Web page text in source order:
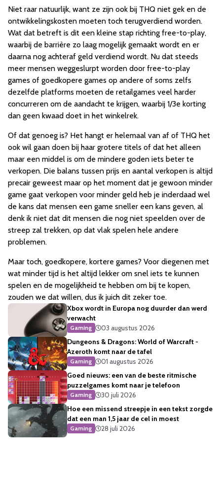
Niet raar natuurlijk, want ze zijn ook bij THQ niet gek en de
ontwikkelingskosten moeten toch terugverdiend worden.
Wat dat betreft is dit een kleine stap richting free-to-play,
waarbij de barrière zo laag mogelijk gemaakt wordt en er
daarna nog achteraf geld verdiend wordt. Nu dat steeds
meer mensen weggeslurpt worden door free-to-play
games of goedkopere games op andere of soms zelfs
dezelfde platforms moeten de retailgames veel harder
concurreren om de aandacht te krijgen, waarbij 1/3e korting
dan geen kwaad doet in het winkelrek.
Of dat genoeg is? Het hangt er helemaal van af of THQ het
ook wil gaan doen bij haar grotere titels of dat het alleen
maar een middel is om de mindere goden iets beter te
verkopen. Die balans tussen prijs en aantal verkopen is altijd
precair geweest maar op het moment dat je gewoon minder
game gaat verkopen voor minder geld heb je inderdaad wel
de kans dat mensen een game sneller een kans geven, al
denk ik niet dat dit mensen die nog niet speelden over de
streep zal trekken, op dat vlak spelen hele andere
problemen.
Maar toch, goedkopere, kortere games? Voor diegenen met
wat minder tijd is het altijd lekker om snel iets te kunnen
spelen en de mogelijkheid te hebben om bij te kopen,
zouden we dat willen, dus ik juich dit zeker toe.
Xbox wordt in Europa nog duurder dan werd
verwacht
Gaming
03 augustus 2026
Dungeons & Dragons: World of Warcraft -
Azeroth komt naar de tafel
Gaming
01 augustus 2026
Goed nieuws: een van de beste ritmische
puzzelgames komt naar je telefoon
Gaming
30 juli 2026
Hoe een missend streepje in een tekst zorgde
dat een man 1,5 jaar de cel in moest
Gaming 28 juli 2026